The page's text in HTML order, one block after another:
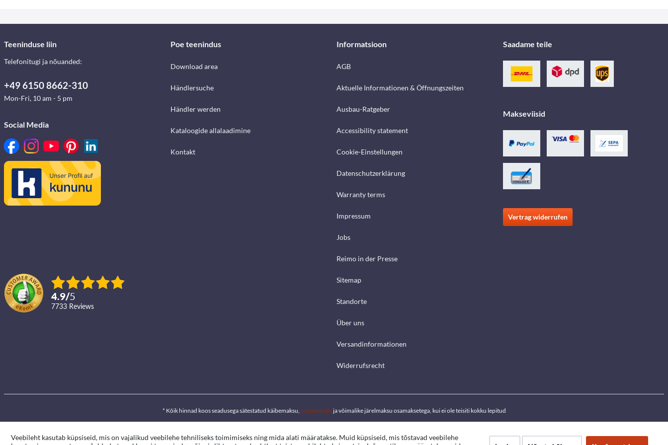
Teeninduse liin
Telefonitugi ja nõuanded:
+49 6150 8662-310
Mon-Fri, 10 am - 5 pm
Social Media
4.9/5
7733 reviews
Poe teenindus
Download area
Händlersuche
Händler werden
Kataloogide allalaadimine
Kontakt
Informatsioon
AGB
Aktuelle Informationen & Öffnungszeiten
Ausbau-Ratgeber
Accessibility statement
Cookie-Einstellungen
Datenschutzerklärung
Warranty terms
Impressum
Jobs
Reimo in der Presse
Sitemap
Standorte
Über uns
Versandinformationen
Widerrufsrecht
Saadame teile
Makseviisid
Vertrag widerrufen
* Kõik hinnad koos seadusega sätestatud käibemaksu, saatekuludeja võimalike järelmaksu osamaksetega, kui ei ole teisiti kokku lepitud
Veebileht kasutab küpsiseid, mis on vajalikud veebilehe tehniliseks toimimiseks ning mida alati määratakse. Muid küpsiseid, mis tõstavad veebilehe